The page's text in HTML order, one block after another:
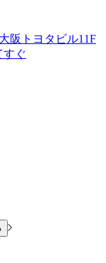
阪トヨタビル11F
すぐ